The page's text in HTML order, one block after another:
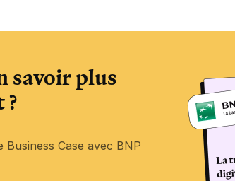
savoir plus
?
Case avec BNP